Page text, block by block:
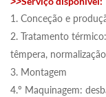
1. Conceção e
2. Tratamento
têmpera,
3. Montagem
4.º Maquinagem: